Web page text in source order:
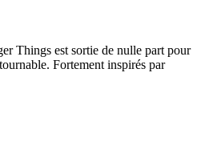
Things est sortie de nulle part pour
Fortement inspirés par